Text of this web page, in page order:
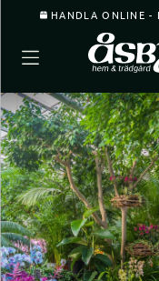
HANDLA ONLINE -